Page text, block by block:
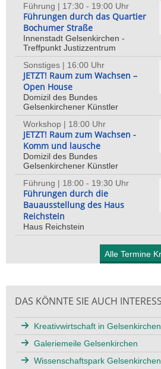
dem Festival der Freien Szene.
Führung | 17:30 - 19:00 Uhr
Führungen durch das Quartier
Bochumer Straße
Innenstadt Gelsenkirchen -
Treffpunkt Justizzentrum
Sonstiges | 16:00 Uhr
JETZT! Raum zum Wachsen –
Open House
Domizil des Bundes
Gelsenkirchener Künstler
Workshop | 18:00 Uhr
JETZT! Raum zum Wachsen -
Komm und lausche
Domizil des Bundes
Gelsenkirchener Künstler
Führung | 18:00 - 19:30 Uhr
Führungen durch die
Bauausstellung des Haus
Reichstein
Haus Reichstein
Alle Termine
DAS KÖNNTE SIE AUCH
Kreativwirtschaft in Gelsenkirchen
Galeriemeile Gelsenkirchen
Wissenschaftspark Gelsenkirchen